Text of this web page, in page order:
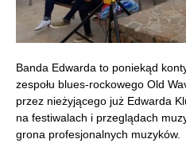
Banda Edwarda to poniekąd
zespołu blues-rockowego Old
przez nieżyjącego już Edwarda
na festiwalach i przeglądach
grona profesjonalnych muzyków.